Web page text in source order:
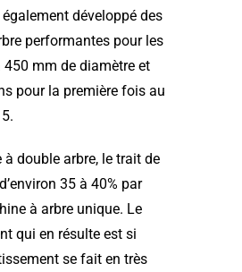
développé des
performantes pour les
mm de diamètre et
pour la première fois au
à double arbre, le trait de
35 à 40% par
à arbre unique. Le
qui en résulte est si
se fait en très